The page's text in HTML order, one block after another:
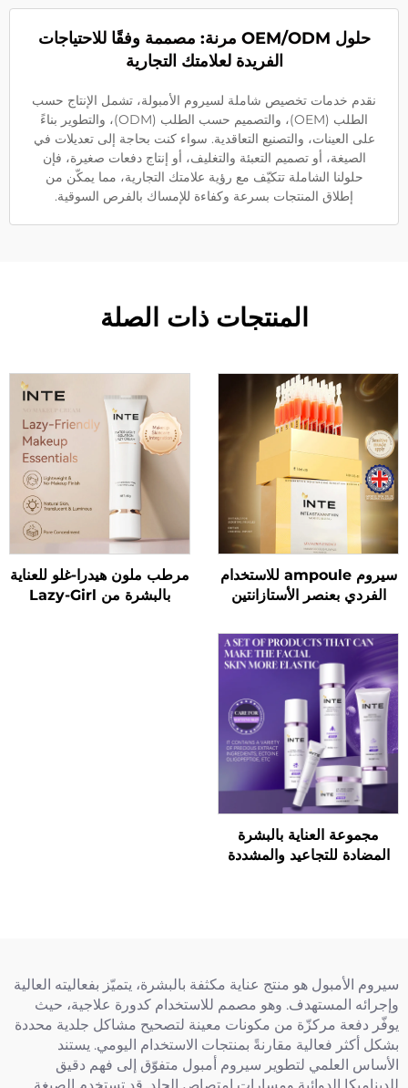
حلول OEM/ODM مرنة: مصممة وفقًا للاحتياجات
الفريدة لعلامتك التجارية
نقدم خدمات تخصيص شاملة لسيروم الأمبولة، تشمل الإنتاج حسب
الطلب (OEM)، والتصميم حسب الطلب (ODM)، والتطوير بناءً
على العينات، والتصنيع التعاقدية. سواء كنت بحاجة إلى تعديلات في
الصيغة، أو تصميم التعبئة والتغليف، أو إنتاج دفعات صغيرة، فإن
حلولنا الشاملة تتكيّف مع رؤية علامتك التجارية، مما يمكّن من
إطلاق المنتجات بسرعة وكفاءة للإمساك بالفرص السوقية.
المنتجات ذات الصلة
سيروم ampoule للاستخدام
الفردي بعنصر الأستازانتين
مرطب ملون هيدرا-غلو للعناية
بالبشرة من Lazy-Girl
مجموعة العناية بالبشرة
المضادة للتجاعيد والمشددة
سيروم الأمبول هو منتج عناية مكثفة بالبشرة، يتميّز بفعاليته العالية
وإجرائه المستهدف. وهو مصمم للاستخدام كدورة علاجية، حيث
يوفّر دفعة مركزّة من مكونات معينة لتصحيح مشاكل جلدية محددة
بشكل أكثر فعالية مقارنةً بمنتجات الاستخدام اليومي. يستند
الأساس العلمي لتطوير سيروم أمبول متفوّق إلى فهم دقيق